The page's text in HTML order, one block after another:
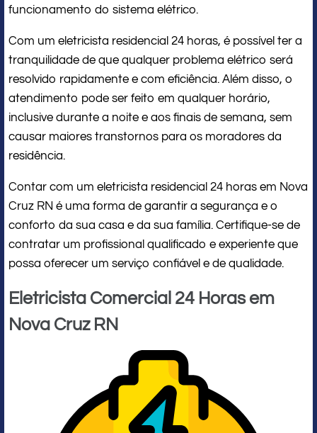
funcionamento do sistema elétrico.
Com um eletricista residencial 24 horas, é possível ter a
tranquilidade de que qualquer problema elétrico será
resolvido rapidamente e com eficiência. Além disso, o
atendimento pode ser feito em qualquer horário,
inclusive durante a noite e aos finais de semana, sem
causar maiores transtornos para os moradores da
residência.
Contar com um eletricista residencial 24 horas em Nova
Cruz RN é uma forma de garantir a segurança e o
conforto da sua casa e da sua família. Certifique-se de
contratar um profissional qualificado e experiente que
possa oferecer um serviço confiável e de qualidade.
Eletricista Comercial 24 Horas em
Nova Cruz RN